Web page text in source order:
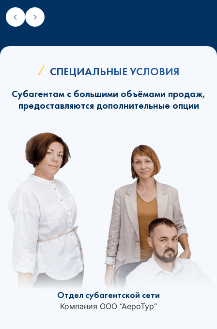
СПЕЦИАЛЬНЫЕ УСЛОВИЯ
Субагентам с большими объёмами продаж,
предоставляются дополнительные опции
Отдел субагентской сети
Компания ООО “АероТур”